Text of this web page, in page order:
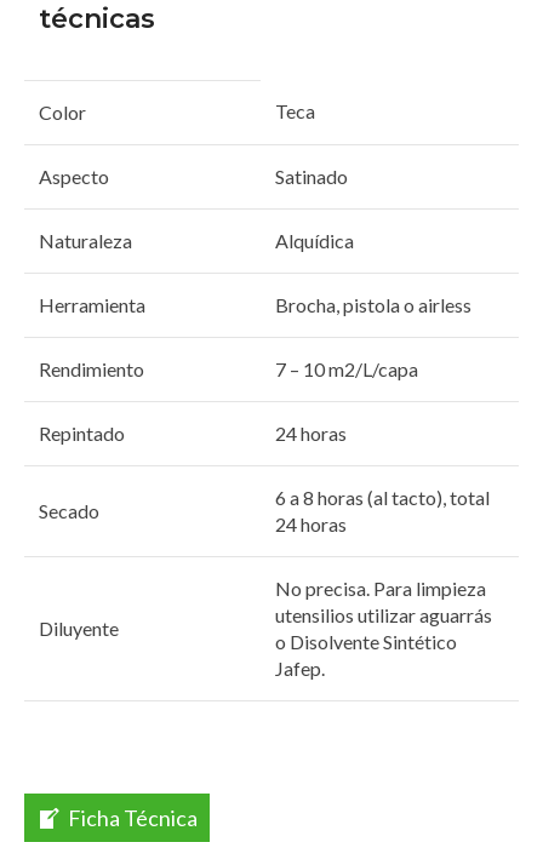
técnicas
Color Teca
Aspecto Satinado
Naturaleza Alquídica
Herramienta Brocha, pistola o airless
Rendimiento 7 – 10 m2/L/capa
Repintado 24 horas
Secado
6 a 8 horas (al tacto), total
24 horas
Diluyente
No precisa. Para limpieza
utensilios utilizar aguarrás
o Disolvente Sintético
Jafep.
Ficha Técnica